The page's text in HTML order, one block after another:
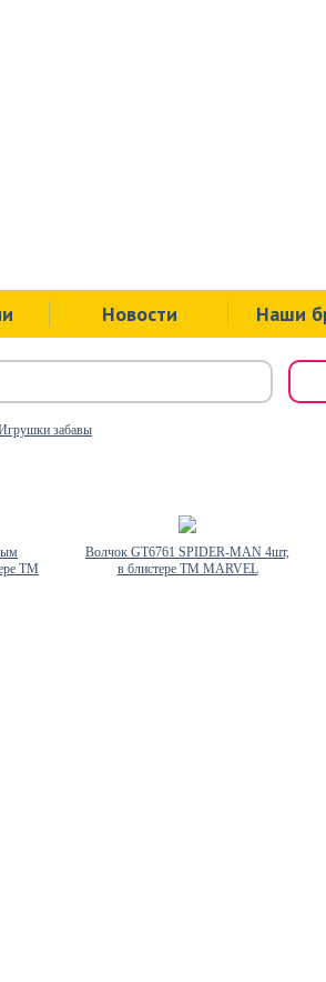
Новости Наши
забавы
ТМ
Волчок GT6761 SPIDER-MAN 4шт,
в блистере ТМ MARVEL